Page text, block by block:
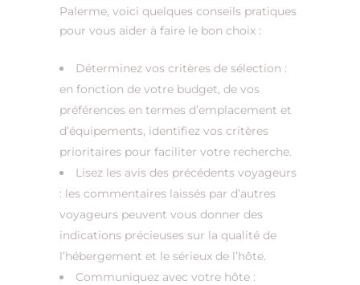
Palerme, voici quelques conseils pratiques
pour vous aider à faire le bon choix :
Déterminez vos critères de sélection :
en fonction de votre budget, de vos
préférences en termes d’emplacement et
d’équipements, identifiez vos critères
prioritaires pour faciliter votre recherche.
Lisez les avis des précédents voyageurs
: les commentaires laissés par d’autres
voyageurs peuvent vous donner des
indications précieuses sur la qualité de
l’hébergement et le sérieux de l’hôte.
Communiquez avec votre hôte :